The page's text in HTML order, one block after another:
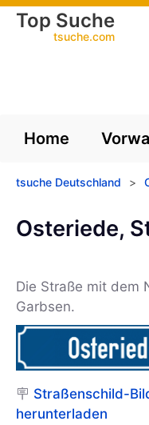
Top Suche
tsuche.com
Home
tsuche Deutschland >
Osteriede,
Die Straße mit dem
Garbsen.
🪧 Straßenschild-
herunterladen